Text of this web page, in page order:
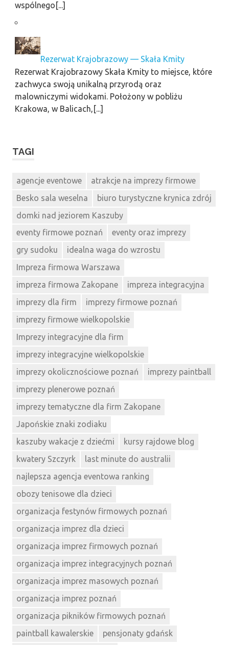
wspólnego[...]
Rezerwat Krajobrazowy — Skała Kmity
Rezerwat Krajobrazowy Skała Kmity to miejsce, które
zachwyca swoją unikalną przyrodą oraz
malowniczymi widokami. Położony w pobliżu
Krakowa, w Balicach,[...]
TAGI
agencje eventowe
atrakcje na imprezy firmowe
Besko sala weselna
biuro turystyczne krynica zdrój
domki nad jeziorem Kaszuby
eventy firmowe poznań
eventy oraz imprezy
gry sudoku
idealna waga do wzrostu
Impreza firmowa Warszawa
impreza firmowa Zakopane
impreza integracyjna
imprezy dla firm
imprezy firmowe poznań
imprezy firmowe wielkopolskie
Imprezy integracyjne dla firm
imprezy integracyjne wielkopolskie
imprezy okolicznościowe poznań
imprezy paintball
imprezy plenerowe poznań
imprezy tematyczne dla firm Zakopane
Japońskie znaki zodiaku
kaszuby wakacje z dziećmi
kursy rajdowe blog
kwatery Szczyrk
last minute do australii
najlepsza agencja eventowa ranking
obozy tenisowe dla dzieci
organizacja festynów firmowych poznań
organizacja imprez dla dzieci
organizacja imprez firmowych poznań
organizacja imprez integracyjnych poznań
organizacja imprez masowych poznań
organizacja imprez poznań
organizacja pikników firmowych poznań
paintball kawalerskie
pensjonaty gdańsk